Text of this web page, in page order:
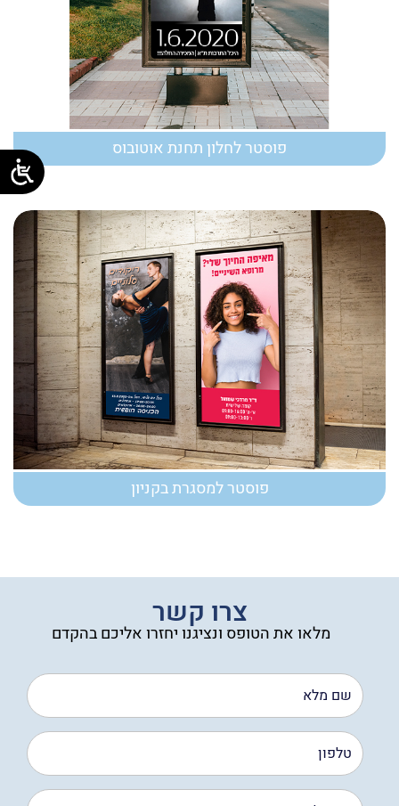
פוסטר לחלון תחנת אוטובוס
פוסטר למסגרת בקניון
צרו קשר
מלאו את הטופס ונציגנו יחזרו אליכם בהקדם